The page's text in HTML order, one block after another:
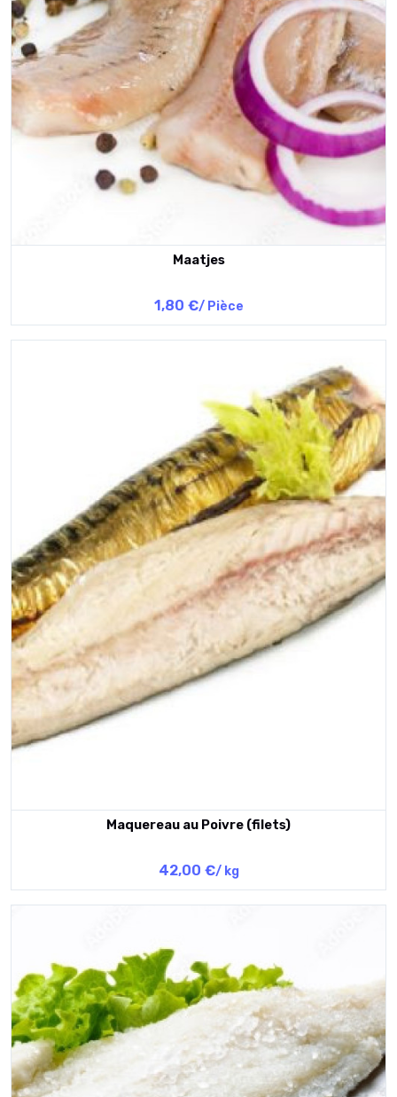
Maatjes
1,80 €/ Pièce
Maquereau au Poivre (filets)
42,00 €/ kg